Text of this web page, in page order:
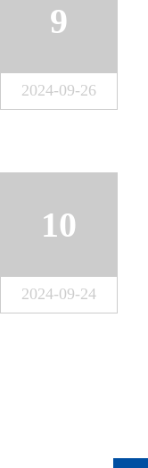
9
2024-09-26
10
2024-09-24